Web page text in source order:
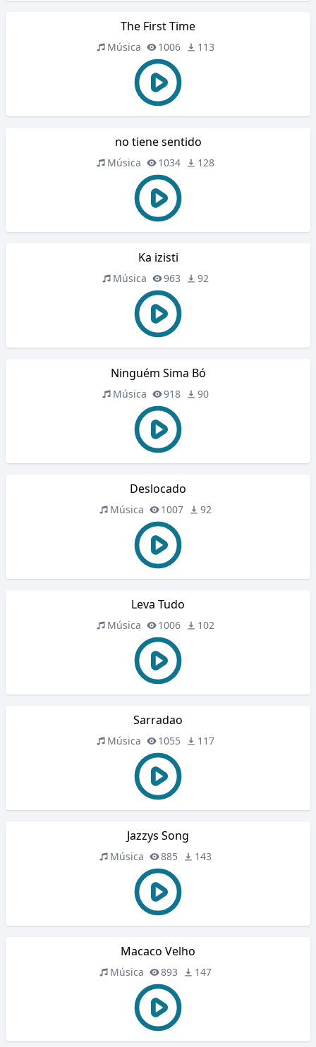
The First Time
Música 1006 113
no tiene sentido
Música 1034 128
Ka izisti
Música 963 92
Ninguém Sima Bó
Música 918 90
Deslocado
Música 1007 92
Leva Tudo
Música 1006 102
Sarradao
Música 1055 117
Jazzys Song
Música 885 143
Macaco Velho
Música 893 147